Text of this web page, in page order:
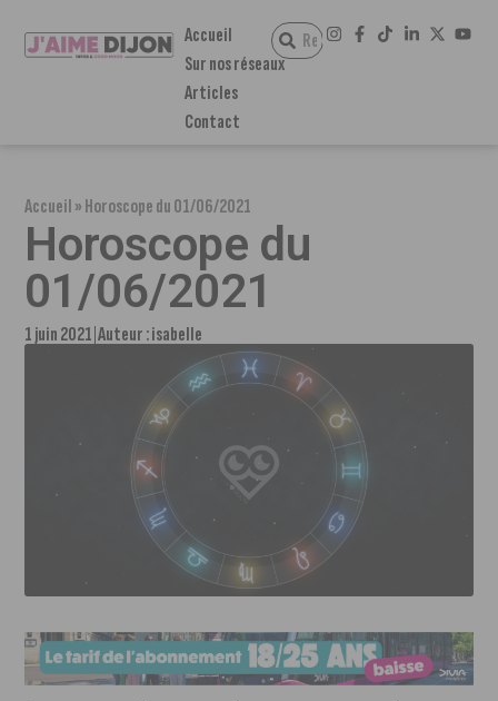
Accueil
Sur nos réseaux
Articles
Contact
Accueil»Horoscope du 01/06/2021
Horoscope du
01/06/2021
1 juin 2021 Auteur :isabelle